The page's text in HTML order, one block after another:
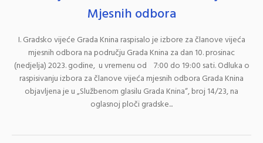
Mjesnih odbora
I. Gradsko vijeće Grada Knina raspisalo je izbore za članove vijeća
mjesnih odbora na području Grada Knina za dan 10. prosinac
(nedjelja) 2023. godine, u vremenu od 7:00 do 19:00 sati. Odluka o
raspisivanju izbora za članove vijeća mjesnih odbora Grada Knina
objavljena je u „Službenom glasilu Grada Knina“, broj 14/23, na
oglasnoj ploči gradske...